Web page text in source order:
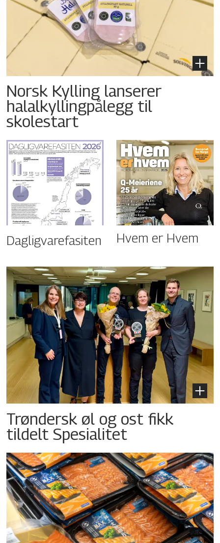
Norsk Kylling lanserer
halalkyllingpålegg til
skolestart
Dagligvarefasiten Hvem er Hvem
Trøndersk øl og ost fikk
tildelt Spesialitet